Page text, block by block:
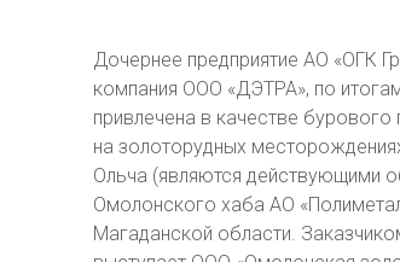
Дочернее предприятие АО «ОГК
компания ООО «ДЭТРА», по
привлечена в качестве бурового
на золоторудных
Ольча (являются действующими
Омолонского хаба АО
Магаданской области.